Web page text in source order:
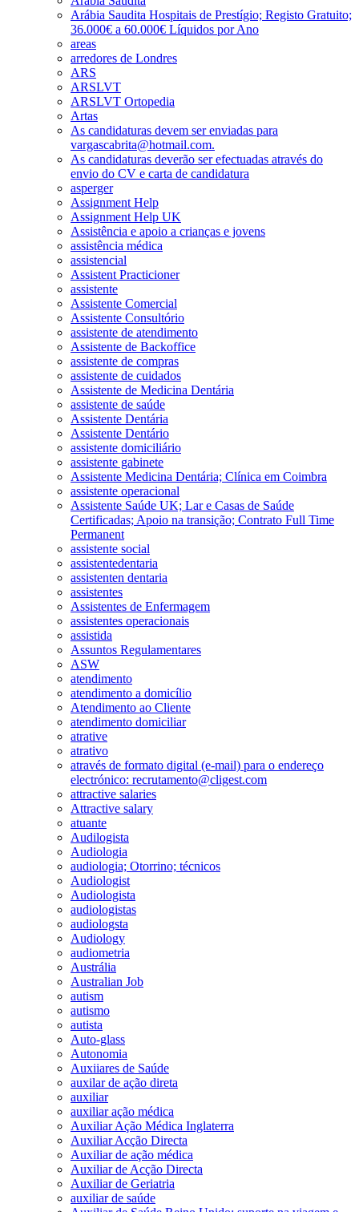
Arábia Saudita Hospitais de Prestígio; Registo Gratuito;
36.000€ a 60.000€ Líquidos por Ano
areas
arredores de Londres
ARS
ARSLVT
ARSLVT Ortopedia
Artas
As candidaturas devem ser enviadas para
vargascabrita@hotmail.com.
As candidaturas deverão ser efectuadas através do
envio do CV e carta de candidatura
asperger
Assignment Help
Assignment Help UK
Assistência e apoio a crianças e jovens
assistência médica
assistencial
Assistent Practicioner
assistente
Assistente Comercial
Assistente Consultório
assistente de atendimento
Assistente de Backoffice
assistente de compras
assistente de cuidados
Assistente de Medicina Dentária
assistente de saúde
Assistente Dentária
Assistente Dentário
assistente domiciliário
assistente gabinete
Assistente Medicina Dentária; Clínica em Coimbra
assistente operacional
Assistente Saúde UK; Lar e Casas de Saúde
Certificadas; Apoio na transição; Contrato Full Time
Permanent
assistente social
assistentedentaria
assistenten dentaria
assistentes
Assistentes de Enfermagem
assistentes operacionais
assistida
Assuntos Regulamentares
ASW
atendimento
atendimento a domicílio
Atendimento ao Cliente
atendimento domiciliar
atrative
atrativo
através de formato digital (e-mail) para o endereço
electrónico: recrutamento@cligest.com
attractive salaries
Attractive salary
atuante
Audilogista
Audiologia
audiologia; Otorrino; técnicos
Audiologist
Audiologista
audiologistas
audiologsta
Audiology
audiometria
Austrália
Australian Job
autism
autismo
autista
Auto-glass
Autonomia
Auxiiares de Saúde
auxilar de ação direta
auxiliar
auxiliar ação médica
Auxiliar Ação Médica Inglaterra
Auxiliar Acção Directa
Auxiliar de ação médica
Auxiliar de Acção Directa
Auxiliar de Geriatria
auxiliar de saúde